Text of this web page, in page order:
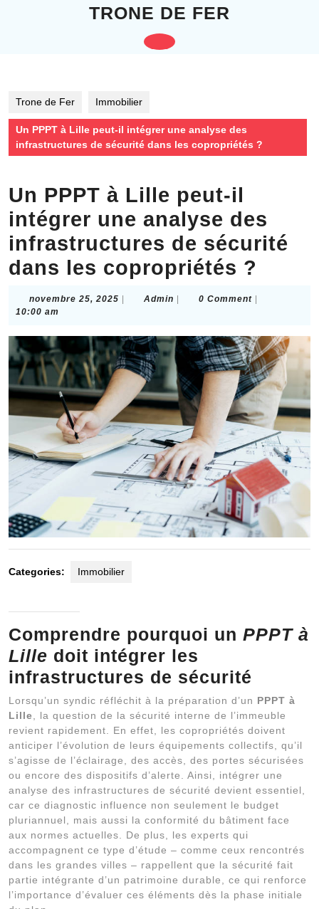
TRONE DE FER
Open
Trone de Fer Immobilier
Un PPPT à Lille peut-il intégrer une analyse des
infrastructures de sécurité dans les copropriétés ?
Un PPPT à Lille peut-il
intégrer une analyse des
infrastructures de sécurité
dans les copropriétés ?
novembre 25, 2025 novembre
Admin Admin0 Comment
10:00 am
Categories: Immobilier
Comprendre pourquoi un PPPT à
Lille doit intégrer les
infrastructures de sécurité
Lorsqu’un syndic réfléchit à la préparation d’un PPPT à
Lille , la question de la sécurité interne de l’immeuble
revient rapidement. En effet, les copropriétés doivent
anticiper l’évolution de leurs équipements collectifs, qu’il
s’agisse de l’éclairage, des accès, des portes sécurisées
ou encore des dispositifs d’alerte. Ainsi, intégrer une
analyse des infrastructures de sécurité devient essentiel,
car ce diagnostic influence non seulement le budget
pluriannuel, mais aussi la conformité du bâtiment face
aux normes actuelles. De plus, les experts qui
accompagnent ce type d’étude – comme ceux rencontrés
dans les grandes villes – rappellent que la sécurité fait
partie intégrante d’un patrimoine durable, ce qui renforce
l’importance d’évaluer ces éléments dès la phase initiale